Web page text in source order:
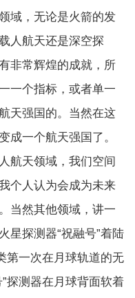
域，无论是火箭的发
人航天还是深空探
非常辉煌的成就，所
一个指标，或者单一
天强国的。当然在这
成一个航天强国了。
航天领域，我们空间
个人认为会成为未来
当然其他领域，讲一
星探测器“祝融号”着陆
第一次在月球轨道的无
探测器在月球背面软着